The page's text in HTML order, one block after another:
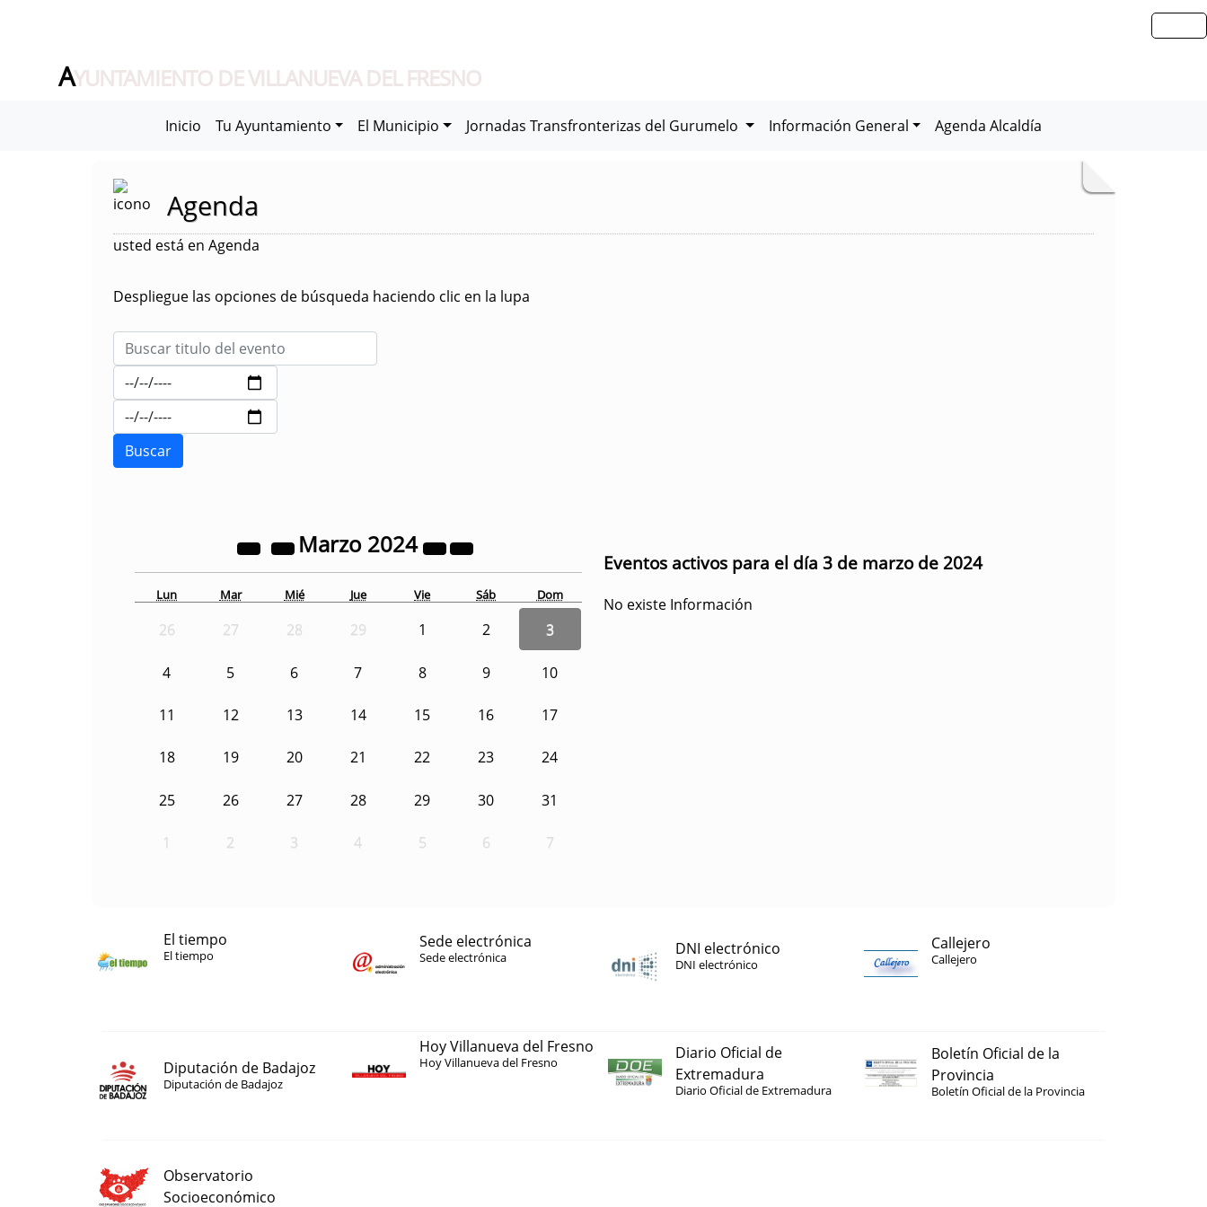
AYUNTAMIENTO DE VILLANUEVA DEL FRESNO
Inicio Tu Ayuntamiento El Municipio Jornadas Transfronterizas del Gurumelo Información General Agenda Alcaldía
Agenda
usted está en Agenda
Despliegue las opciones de búsqueda haciendo clic en la lupa
Marzo 2024
Lun Mar Mié Jue Vie Sáb Dom
26 27 28 29 1 2 3
4 5 6 7 8 9 10
11 12 13 14 15 16 17
18 19 20 21 22 23 24
25 26 27 28 29 30 31
1 2 3 4 5 6 7
Eventos activos para el día 3 de marzo de 2024
No existe Información
El tiempo
El tiempo
Sede electrónica
Sede electrónica DNI electrónico
DNI electrónico
Callejero
Callejero
Diputación de Badajoz
Diputación de Badajoz
Hoy Villanueva del Fresno
Hoy Villanueva del Fresno
Diario Oficial de
Extremadura
Diario Oficial de Extremadura
Boletín Oficial de la
Provincia
Boletín Oficial de la Provincia
Observatorio
Socioeconómico